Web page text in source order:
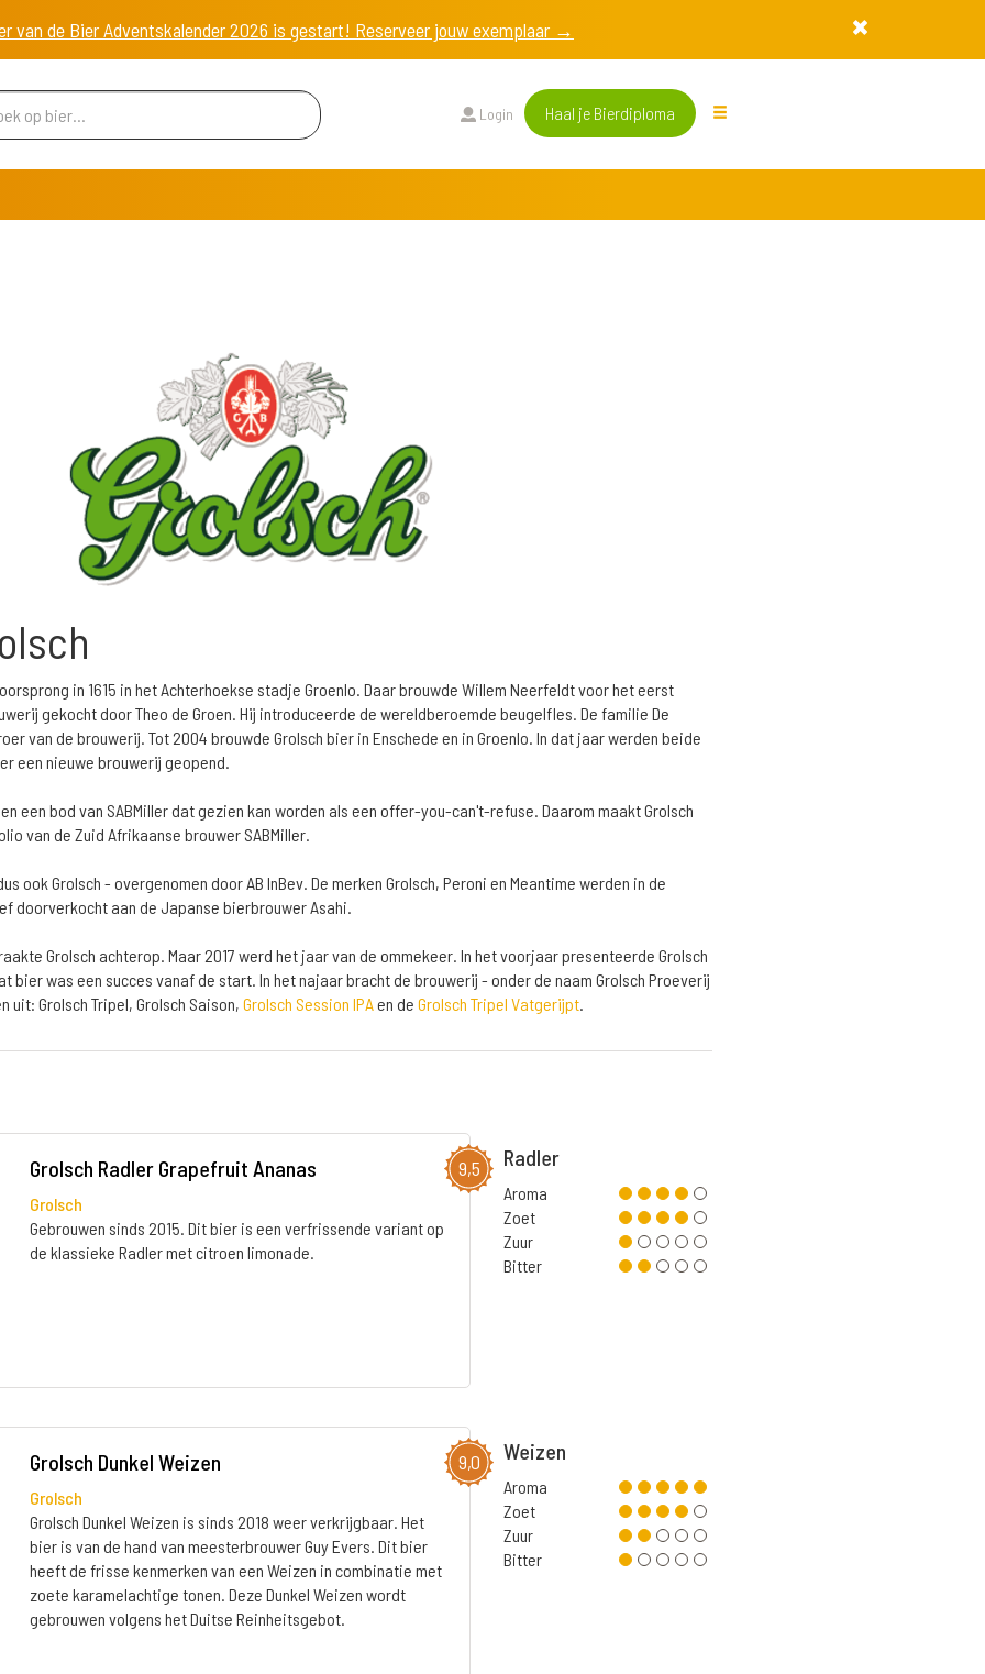
van de Bier Adventskalender 2026 is gestart! Reserveer jouw exemplaar →
Login Haal je Bierdiploma
in 1615 in het Achterhoekse stadje Groenlo. Daar brouwde Willem Neerfeldt voor het eerst
gekocht door Theo de Groen. Hij introduceerde de wereldberoemde beugelfles. De familie De
van de brouwerij. Tot 2004 brouwde Grolsch bier in Enschede en in Groenlo. In dat jaar werden beide
een nieuwe brouwerij geopend.
een bod van SABMiller dat gezien kan worden als een offer-you-can't-refuse. Daarom maakt Grolsch
van de Zuid Afrikaanse brouwer SABMiller.
ook Grolsch - overgenomen door AB InBev. De merken Grolsch, Peroni en Meantime werden in de
doorverkocht aan de Japanse bierbrouwer Asahi.
Grolsch achterop. Maar 2017 werd het jaar van de ommekeer. In het voorjaar presenteerde Grolsch
bier was een succes vanaf de start. In het najaar bracht de brouwerij - onder de naam Grolsch Proeverij
uit: Grolsch Tripel, Grolsch Saison,Grolsch Session IPAen deGrolsch Tripel Vatgerijpt.
9,5
Grolsch Radler Grapefruit Ananas
Grolsch
Gebrouwen sinds 2015. Dit bier is een verfrissende variant op
de klassieke Radler met citroen limonade.
Radler
Aroma
Zoet
Zuur
Bitter
9,0
Grolsch Dunkel Weizen
Grolsch
Grolsch Dunkel Weizen is sinds 2018 weer verkrijgbaar. Het
bier is van de hand van meesterbrouwer Guy Evers. Dit bier
heeft de frisse kenmerken van een Weizen in combinatie met
zoete karamelachtige tonen. Deze Dunkel Weizen wordt
gebrouwen volgens het Duitse Reinheitsgebot.
Weizen
Aroma
Zoet
Zuur
Bitter